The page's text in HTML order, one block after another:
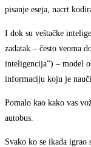
pisanje eseja, nacrt
I dok su veštačke
zadatak – često veoma
inteligencija“) – model
informaciju koju je
Pomalo kao kako vas
autobus.
Svako ko se ikada